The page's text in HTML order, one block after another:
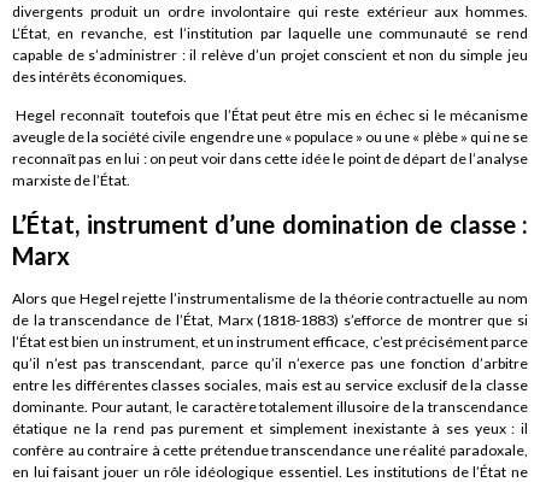
divergents produit un ordre involontaire qui reste extérieur aux hommes.
L’État, en revanche, est l’institution par laquelle une communauté se rend
capable de s’administrer : il relève d’un projet conscient et non du simple jeu
des intérêts économiques.
Hegel reconnaît toutefois que l’État peut être mis en échec si le mécanisme
aveugle de la société civile engendre une « populace » ou une « plèbe » qui ne se
reconnaît pas en lui : on peut voir dans cette idée le point de départ de l’analyse
marxiste de l’État.
L’État, instrument d’une domination de classe :
Marx
Alors que Hegel rejette l’instrumentalisme de la théorie contractuelle au nom
de la transcendance de l’État, Marx (1818-1883) s’efforce de montrer que si
l’État est bien un instrument, et un instrument efficace, c’est précisément parce
qu’il n’est pas transcendant, parce qu’il n’exerce pas une fonction d’arbitre
entre les différentes classes sociales, mais est au service exclusif de la classe
dominante. Pour autant, le caractère totalement illusoire de la transcendance
étatique ne la rend pas purement et simplement inexistante à ses yeux : il
confère au contraire à cette prétendue transcendance une réalité paradoxale,
en lui faisant jouer un rôle idéologique essentiel. Les institutions de l’État ne